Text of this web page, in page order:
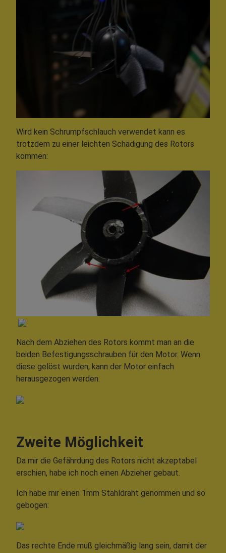
Wird kein Schrumpfschlauch verwendet kann es
trotzdem zu einer leichten Schädigung des Rotors
kommen:
Nach dem Abziehen des Rotors kommt man an die
beiden Befestigungsschrauben für den Motor. Wenn
diese gelöst wurden, kann der Motor einfach
herausgezogen werden.
Zweite Möglichkeit
Da mir die Gefährdung des Rotors nicht akzeptabel
erschien, habe ich noch einen Abzieher gebaut.
Ich habe mir einen 1mm Stahldraht genommen und so
gebogen:
Das rechte Ende muß gleichmäßig lang sein, damit der